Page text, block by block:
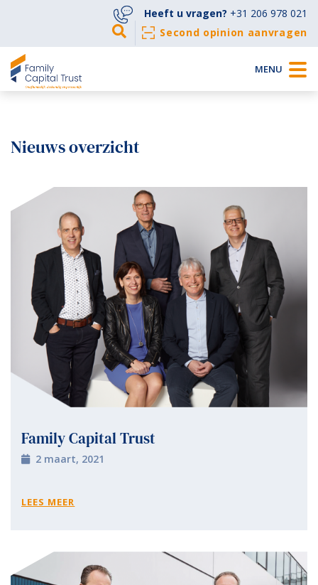
Heeft u vragen? +31 206 978 021
Second opinion aanvragen
MENU
Nieuws overzicht
Family Capital Trust
2 maart, 2021
LEES MEER